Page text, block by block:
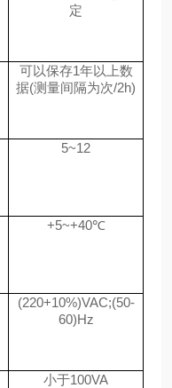
定
可以保存1年以上数
据(测量间隔为次/2h)
5~12
+5~+40℃
(220+10%)VAC;(50-
60)Hz
小于100VA